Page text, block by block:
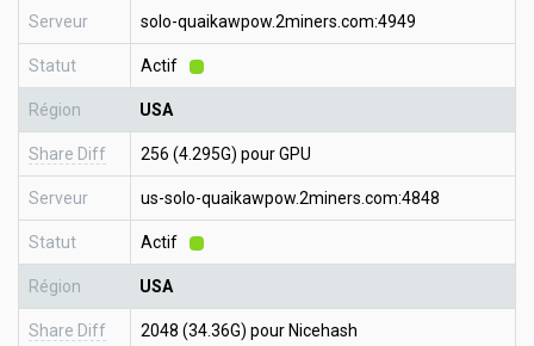
Serveur solo-quaikawpow.2miners.com:4949
Statut Actif
Région USA
Share Diff 256 (4.295G) pour GPU
Serveur us-solo-quaikawpow.2miners.com:4848
Statut Actif
Région USA
Share Diff 2048 (34.36G) pour Nicehash